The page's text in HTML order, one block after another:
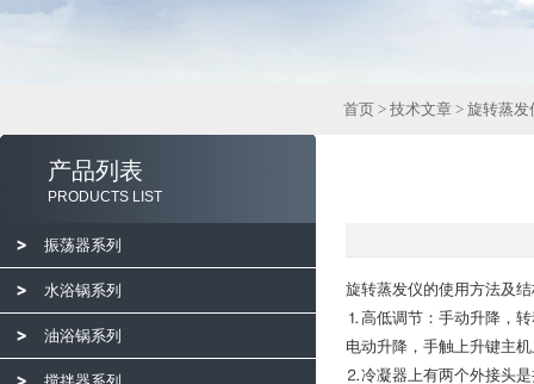
产品列表
PRODUCTS LIST
振荡器系列
水浴锅系列
油浴锅系列
首页 > 技术文章 > 旋转蒸
旋转蒸发仪的使用方法及
⒈高低调节：手动升降，
电动升降，手触上升键主
⒉冷凝器上有两个外接头